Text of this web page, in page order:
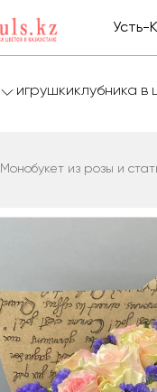
Усть-
игрушкиклубника
Монобукет из розы и